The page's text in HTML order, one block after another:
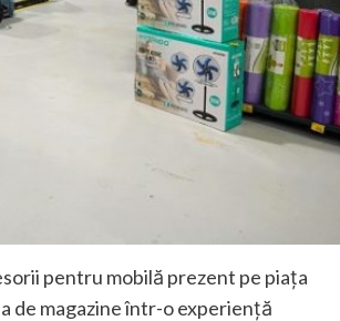
pentru mobilă prezent pe piața
de magazine într-o experiență